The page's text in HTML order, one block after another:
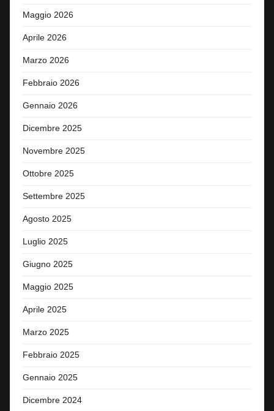
Maggio 2026
Aprile 2026
Marzo 2026
Febbraio 2026
Gennaio 2026
Dicembre 2025
Novembre 2025
Ottobre 2025
Settembre 2025
Agosto 2025
Luglio 2025
Giugno 2025
Maggio 2025
Aprile 2025
Marzo 2025
Febbraio 2025
Gennaio 2025
Dicembre 2024